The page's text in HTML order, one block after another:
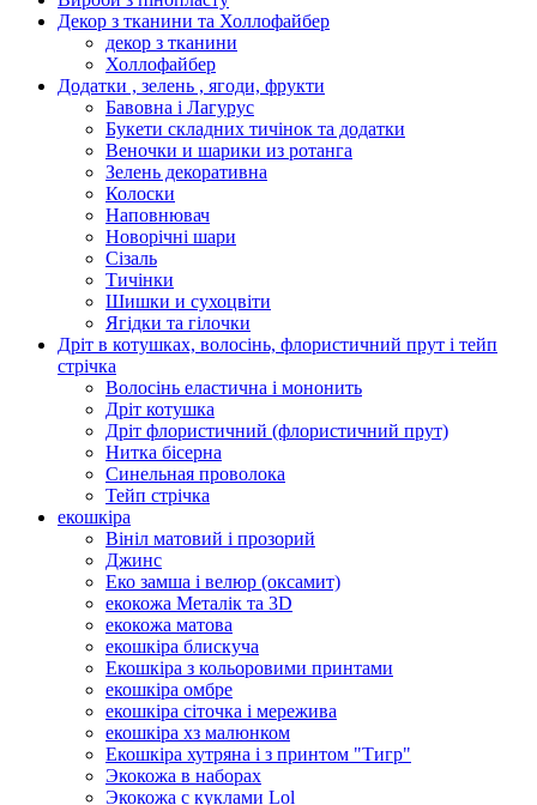
Декор з тканини та Холлофайбер
декор з тканини
Холлофайбер
Додатки , зелень , ягоди, фрукти
Бавовна і Лагурус
Букети складних тичінок та додатки
Веночки и шарики из ротанга
Зелень декоративна
Колоски
Наповнювач
Новорічні шари
Сізаль
Тичінки
Шишки и сухоцвіти
Ягідки та гілочки
Дріт в котушках, волосінь, флористичний прут і тейп
стрічка
Волосінь еластична і мононить
Дріт котушка
Дріт флористичний (флористичний прут)
Нитка бісерна
Синельная проволока
Тейп стрічка
екошкіра
Вініл матовий і прозорий
Джинс
Еко замша і велюр (оксамит)
екокожа Металік та 3D
екокожа матова
екошкіра блискуча
Екошкіра з кольоровими принтами
екошкіра омбре
екошкіра сіточка і мережива
екошкіра хз малюнком
Екошкіра хутряна і з принтом "Тигр"
Экокожа в наборах
Экокожа с куклами Lol